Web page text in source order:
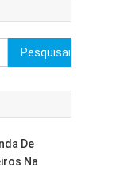
Pesquisar
por:
De
Na